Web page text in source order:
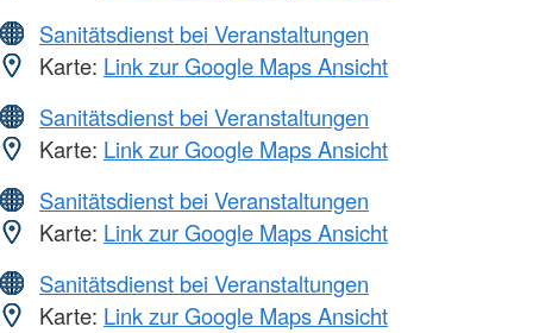
Sanitätsdienst bei Veranstaltungen
Karte: Link zur Google Maps Ansicht
Sanitätsdienst bei Veranstaltungen
Karte: Link zur Google Maps Ansicht
Sanitätsdienst bei Veranstaltungen
Karte: Link zur Google Maps Ansicht
Sanitätsdienst bei Veranstaltungen
Karte: Link zur Google Maps Ansicht